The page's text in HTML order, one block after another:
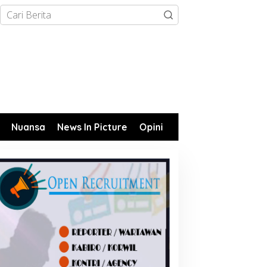
Nuansa News In Picture Opini